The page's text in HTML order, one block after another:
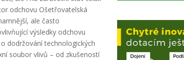
odchovu Ošetřovatelská
ale často
výsledky odchovu
dodržování technologických
soubor vlivů – od zkušeností